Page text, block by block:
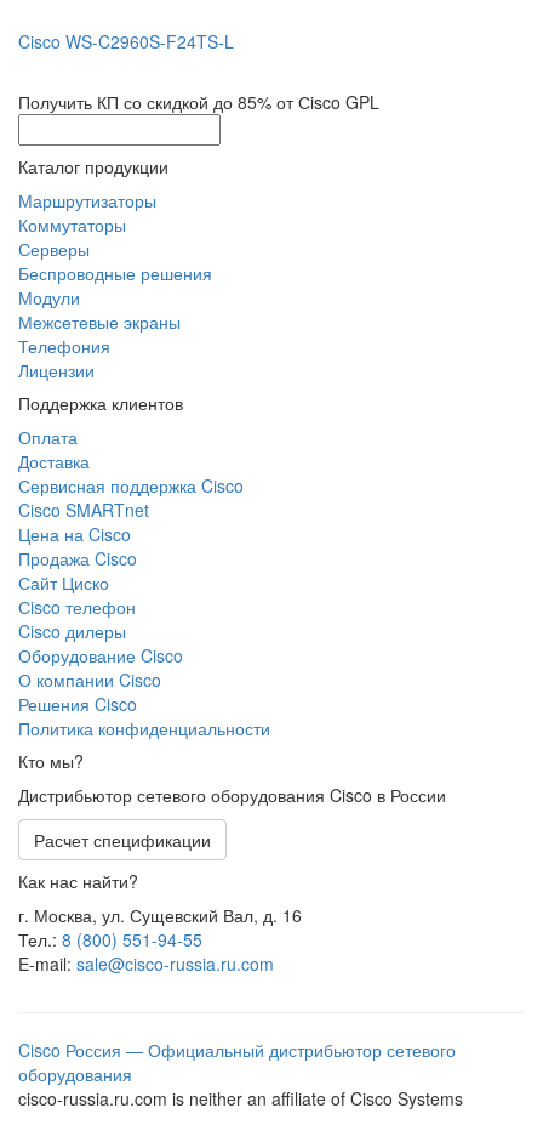
Cisco WS-C2960S-F24TS-L
Получить КП со скидкой до 85% от Сisco GPL
Каталог продукции
Маршрутизаторы
Коммутаторы
Серверы
Беспроводные решения
Модули
Межсетевые экраны
Телефония
Лицензии
Поддержка клиентов
Оплата
Доставка
Сервисная поддержка Cisco
Cisco SMARTnet
Цена на Cisco
Продажа Cisco
Сайт Циско
Сisco телефон
Cisco дилеры
Оборудование Cisco
О компании Cisco
Решения Cisco
Политика конфиденциальности
Кто мы?
Дистрибьютор сетевого оборудования Cisco в России
Расчет спецификации
Как нас найти?
г. Москва, ул. Сущевский Вал, д. 16
Тел.: 8 (800) 551-94-55
E-mail: sale@cisco-russia.ru.com
Cisco Россия — Официальный дистрибьютор сетевого
оборудования
cisco-russia.ru.com is neither an affiliate of Cisco Systems